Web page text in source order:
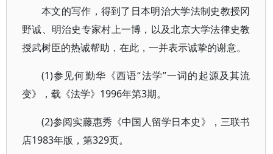
本文的写作，得到了日本明治大学法制史教授冈
野诚、明治史专家村上一博，以及北京大学法律史教
授武树臣的热诚帮助，在此，一并表示诚挚的谢意。
(1)参见何勤华《西语“法学”一词的起源及其流
变》，载《法学》1996年第3期。
(2)参阅实藤惠秀《中国人留学日本史》，三联书
店1983年版，第329页。